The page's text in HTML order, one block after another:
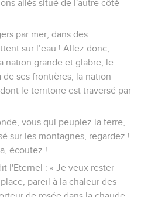
se flétriront.
du Nil et à son
été semé sur ses rives se
poussière et disparaîtra.
ceux qui jettent l'hameçon
ceux qui étendent des filets
honte.
écrasés, tous les travailleurs
de fous, les sages
un conseil stupide. Comment